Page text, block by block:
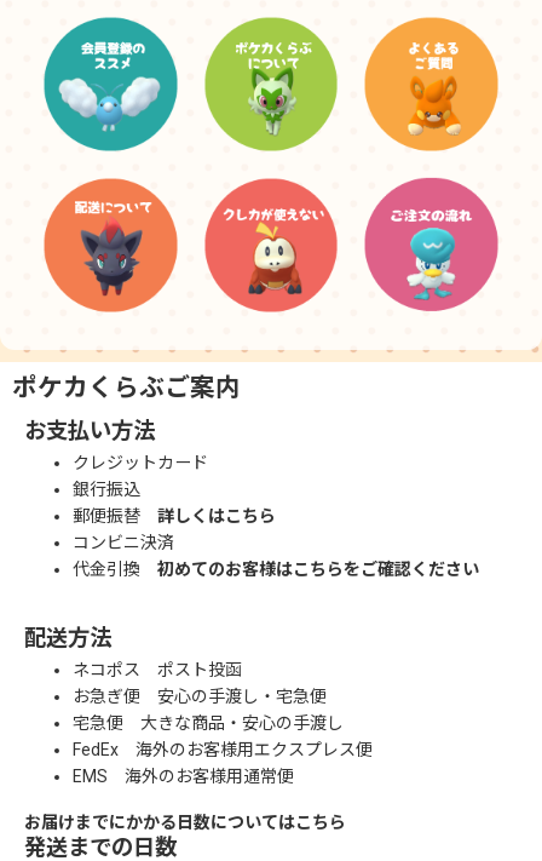
ポケカくらぶご案内
お支払い方法
クレジットカード
銀行振込
郵便振替 詳しくはこちら
コンビニ決済
代金引換 初めてのお客様はこちらをご確認ください
配送方法
ネコポス ポスト投函
お急ぎ便 安心の手渡し・宅急便
宅急便 大きな商品・安心の手渡し
FedEx 海外のお客様用エクスプレス便
EMS 海外のお客様用通常便
お届けまでにかかる日数についてはこちら
発送までの日数